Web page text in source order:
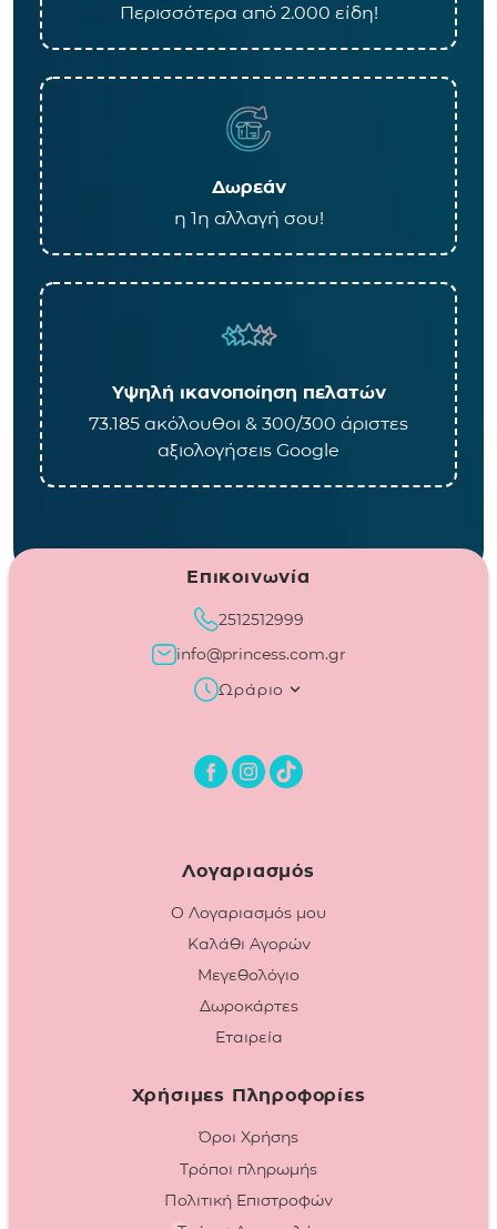
Περισσότερα από 2.000 είδη!
Δωρεάν
η 1η αλλαγή σου!
Υψηλή ικανοποίηση πελατών
73.185 ακόλουθοι & 300/300 άριστες
αξιολογήσεις Google
Επικοινωνία
2512512999
info@princess.com.gr
Ωράριο
Λογαριασμός
Ο Λογαριασμός μου
Καλάθι Αγορών
Μεγεθολόγιο
Δωροκάρτες
Εταιρεία
Χρήσιμες Πληροφορίες
Όροι Χρήσης
Τρόποι πληρωμής
Πολιτική Επιστροφών